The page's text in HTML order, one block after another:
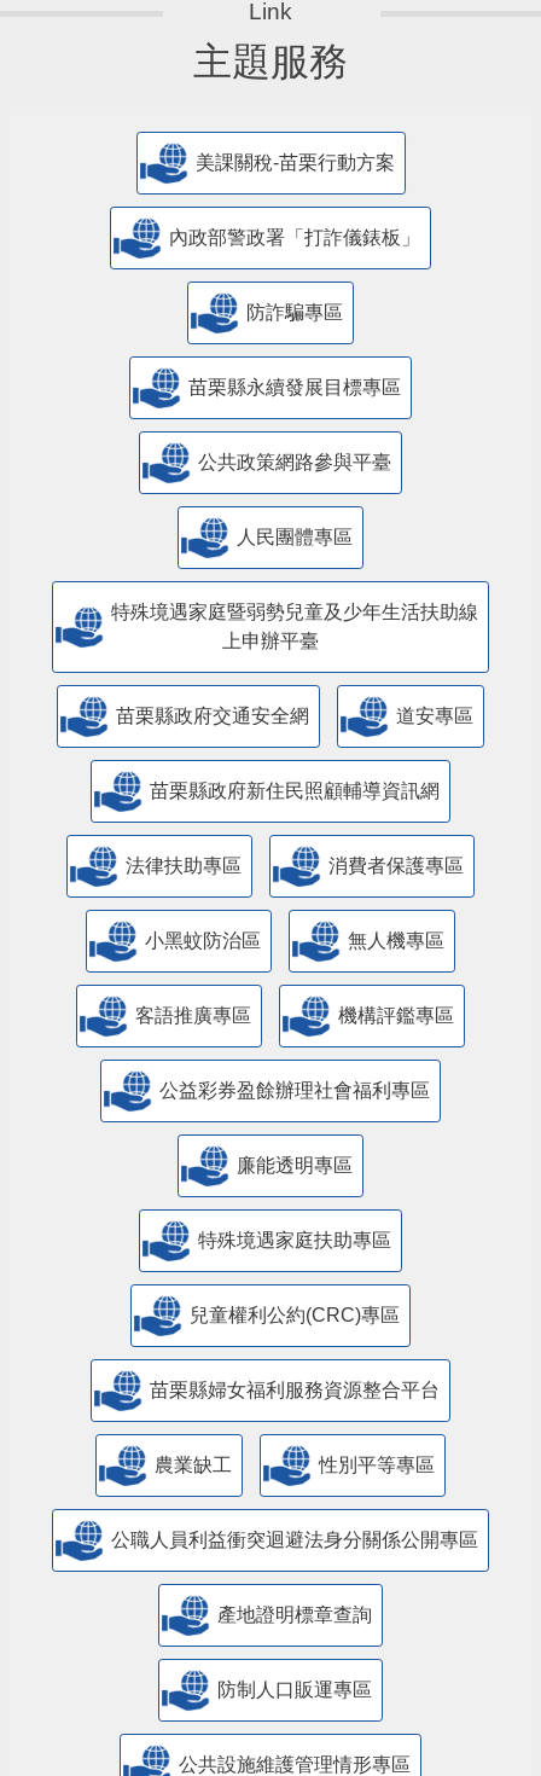
主題服務
美課關稅-苗栗行動方案
內政部警政署「打詐儀錶板」
防詐騙專區
苗栗縣永續發展目標專區
公共政策網路參與平臺
人民團體專區
特殊境遇家庭暨弱勢兒童及少年生活扶助線
上申辦平臺
苗栗縣政府交通安全網 道安專區
苗栗縣政府新住民照顧輔導資訊網
法律扶助專區 消費者保護專區
小黑蚊防治區 無人機專區
客語推廣專區 機構評鑑專區
公益彩券盈餘辦理社會福利專區
廉能透明專區
特殊境遇家庭扶助專區
兒童權利公約(CRC)專區
苗栗縣婦女福利服務資源整合平台
農業缺工 性別平等專區
公職人員利益衝突迴避法身分關係公開專區
產地證明標章查詢
防制人口販運專區
​公共設施維護管理情形專區